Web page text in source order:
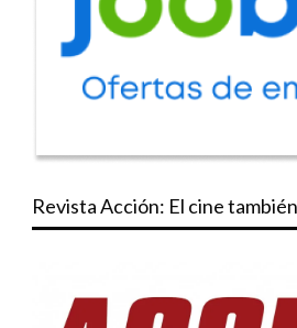
Revista Acción: El cine